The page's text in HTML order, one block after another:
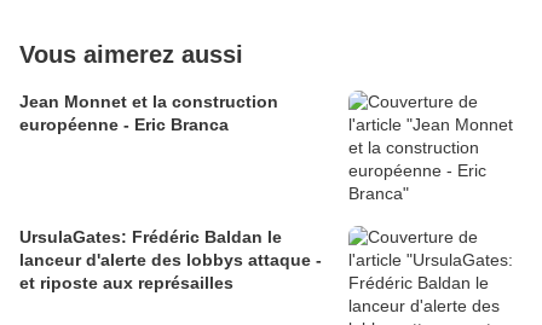
Vous aimerez aussi
Jean Monnet et la construction
européenne - Eric Branca
UrsulaGates: Frédéric Baldan le
lanceur d'alerte des lobbys attaque -
et riposte aux représailles